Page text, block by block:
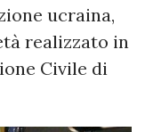
ucraina,
realizzato in
Civile di